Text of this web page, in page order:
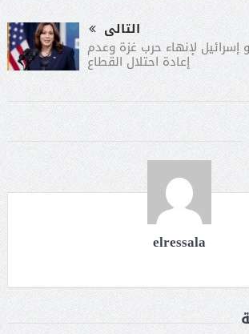
التالى
لإنهاء حرب غزة وعدم
إعادة احتلال القطاع
elressala